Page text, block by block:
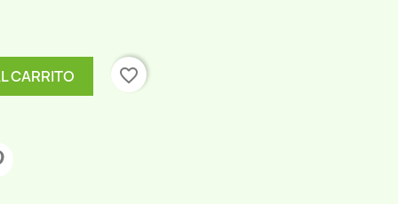
CARRITO favorite_border